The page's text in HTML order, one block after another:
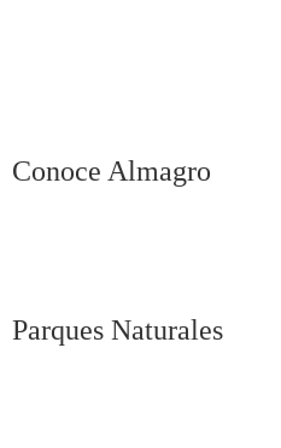
Conoce Almagro
Parques Naturales